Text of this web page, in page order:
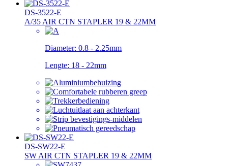
DS-3522-E
A/35 AIR CTN STAPLER 19 & 22MM
Diameter: 0.8 - 2.25mm
Lengte: 18 - 22mm
DS-SW22-E
SW AIR CTN STAPLER 19 & 22MM